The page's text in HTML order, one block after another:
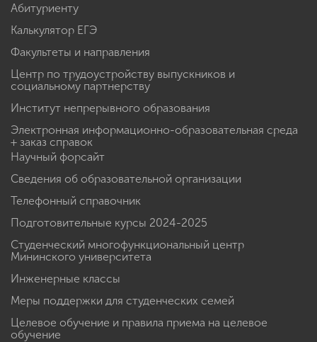
Абитуриенту
Калькулятор ЕГЭ
Факультеты и направления
Центр по трудоустройству выпускников и
социальному партнерству
Институт непрерывного образования
Электронная информационно-образовательная среда
+ заказ справок
Научный форсайт
Сведения об образовательной организации
Телефонный справочник
Подготовительные курсы 2024-2025
Студенческий многофункциональный центр
Мининского университета
Инженерные классы
Меры поддержки для студенческих семей
Целевое обучение и правила приема на целевое
обучение